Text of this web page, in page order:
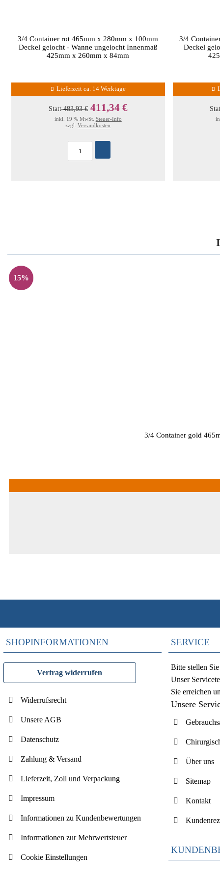
3/4 Container rot 465mm x 280mm x 100mm
Deckel gelocht - Wanne ungelocht Innenmaß
425mm x 260mm x 84mm
Lieferzeit ca. 14 Werktage
Statt483,93 € 411,34 €
inkl. 19 % MwSt. Steuer-Info
zzgl.Versandkosten
3/4
Deckel
15%
3/4 Container gold
SHOPINFORMATIONEN
Vertrag widerrufen
Widerrufsrecht
Unsere AGB
Datenschutz
Zahlung & Versand
Lieferzeit, Zoll und Verpackung
Impressum
Informationen zu Kundenbewertungen
Informationen zur Mehrwertsteuer
Cookie Einstellungen
SERVICE
Bitte stellen
Unser
Sie erreichen
Unsere
Über uns
Sitemap
Kontakt